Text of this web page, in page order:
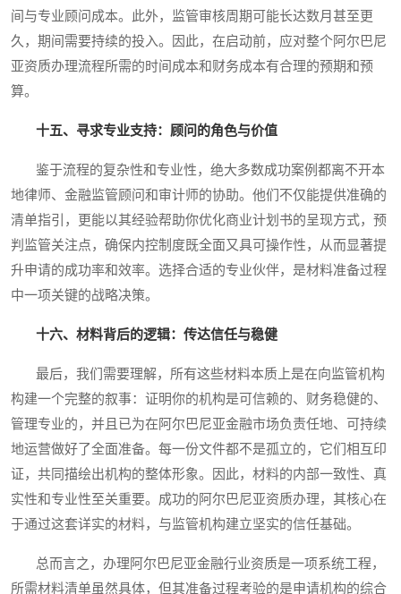
间与专业顾问成本。此外，监管审核周期可能长达数月甚至更
久，期间需要持续的投入。因此，在启动前，应对整个阿尔巴尼
亚资质办理流程所需的时间成本和财务成本有合理的预期和预
算。
十五、寻求专业支持：顾问的角色与价值
鉴于流程的复杂性和专业性，绝大多数成功案例都离不开本
地律师、金融监管顾问和审计师的协助。他们不仅能提供准确的
清单指引，更能以其经验帮助你优化商业计划书的呈现方式，预
判监管关注点，确保内控制度既全面又具可操作性，从而显著提
升申请的成功率和效率。选择合适的专业伙伴，是材料准备过程
中一项关键的战略决策。
十六、材料背后的逻辑：传达信任与稳健
最后，我们需要理解，所有这些材料本质上是在向监管机构
构建一个完整的叙事：证明你的机构是可信赖的、财务稳健的、
管理专业的，并且已为在阿尔巴尼亚金融市场负责任地、可持续
地运营做好了全面准备。每一份文件都不是孤立的，它们相互印
证，共同描绘出机构的整体形象。因此，材料的内部一致性、真
实性和专业性至关重要。成功的阿尔巴尼亚资质办理，其核心在
于通过这套详实的材料，与监管机构建立坚实的信任基础。
总而言之，办理阿尔巴尼亚金融行业资质是一项系统工程，
所需材料清单虽然具体，但其准备过程考验的是申请机构的综合